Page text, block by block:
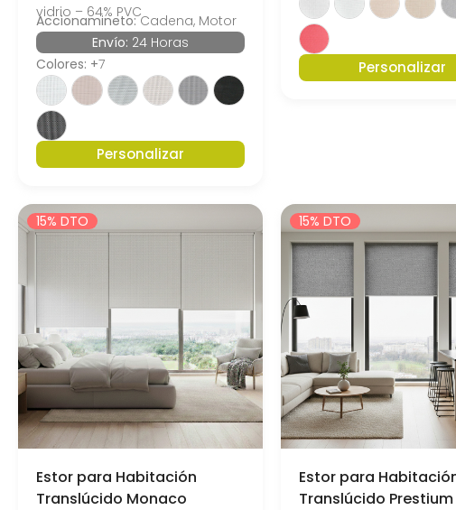
vidrio – 64% PVC
Accionamineto:Cadena, Motor
Envío: 24 Horas
Colores: +7
Personalizar
Personalizar
15% DTO
Estor para Habitación
Translúcido Monaco
15% DTO
Estor para
Translúcido Prestium